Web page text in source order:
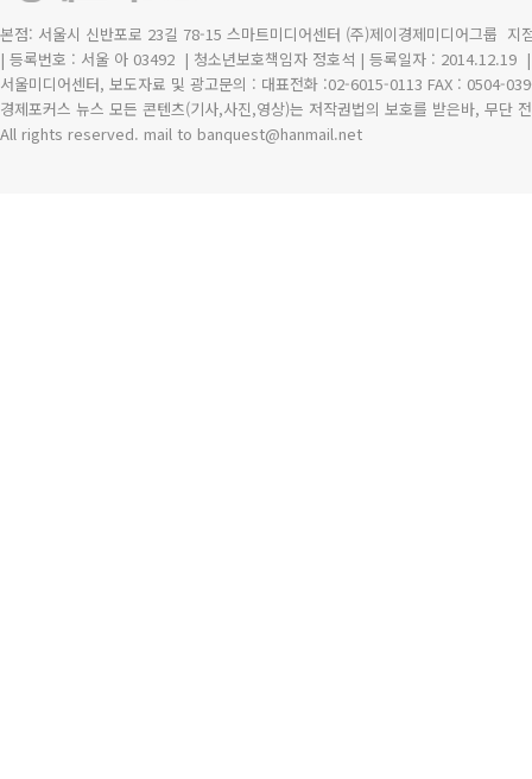
본점: 서울시 신반포로 23길 78-15 스마트미디어센터 (주)제이경제미디어그룹 지
| 등록번호 : 서울 아 03492 | 청소년보호책임자 정호석 | 등록일자 : 2014.12.19
서울미디어센터, 보도자료 및 광고문의 : 대표전화 :02-6015-0113 FAX : 0504-
경제포커스 뉴스 모든 콘텐츠(기사,사진,영상)는 저작권법의 보호를 받은바, 무단
All rights reserved. mail to banquest@hanmail.net